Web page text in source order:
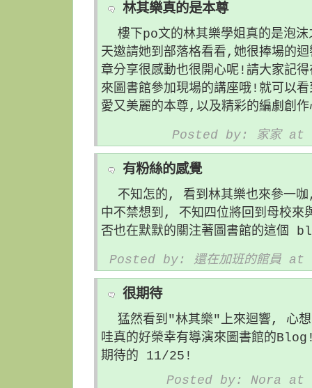
林其樂真的是本尊
樓下po文的林其樂學姐真的是泡
天邀請她到部落格看看,她很捧場的
章分享很感動也很開心呢!請大家記
來圖書館參加現場的講座哦!就可以
愛又美麗的本尊,以及精彩的編劇創
Posted by: 家家 at
有粉絲的感覺
不知怎的, 看到林其樂也來參一
中不禁想到, 不知四位將回到母校來
否也在默默的關注著圖書館的這個
Posted by: 還在加班的館員
很期待
猛然看到"林其樂"上來迴響, 心想
哇真的好榮幸有導演來圖書館的
期待的 11/25!
Posted by: Nora at